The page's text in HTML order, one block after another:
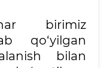
birimiz
qo‘yilgan
bilan